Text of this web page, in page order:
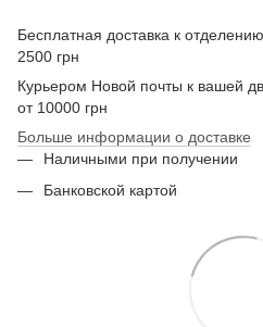
Бесплатная доставка к
2500 грн
Курьером Новой почты к вашей
от 10000 грн
Больше информации о доставке
Наличными при получении
Банковской картой